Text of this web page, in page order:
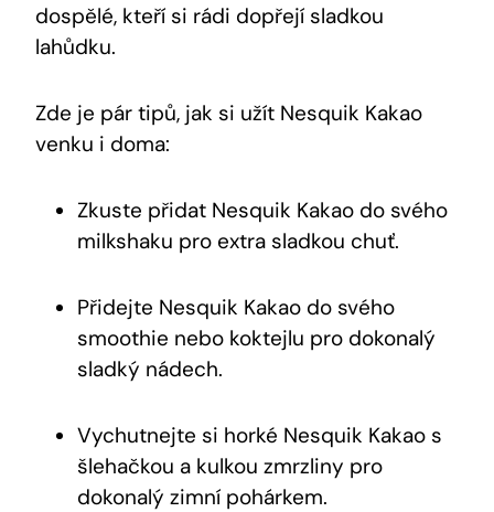
dospělé, kteří si rádi dopřejí sladkou
lahůdku.
Zde je pár tipů, jak si užít Nesquik Kakao
venku i doma:
Zkuste přidat Nesquik Kakao do svého
milkshaku pro extra sladkou chuť.
Přidejte Nesquik Kakao do svého
smoothie nebo koktejlu pro dokonalý
sladký nádech.
Vychutnejte si horké Nesquik Kakao s
šlehačkou a kulkou zmrzliny pro
dokonalý zimní pohárkem.